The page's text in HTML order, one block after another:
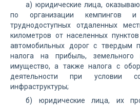
а) юридические лица,
по организации кемпингов
труднодоступных отдаленных
километров от населенных
автомобильных дорог с твердым
налога на прибыль,
имущество, а такженалога с
деятельности при условии
инфраструктуры;
б) юридические лица, их